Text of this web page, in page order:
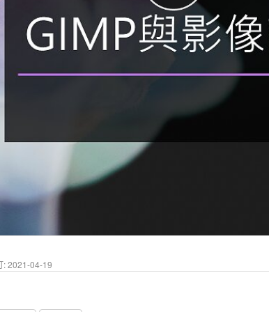
: 2021-04-19